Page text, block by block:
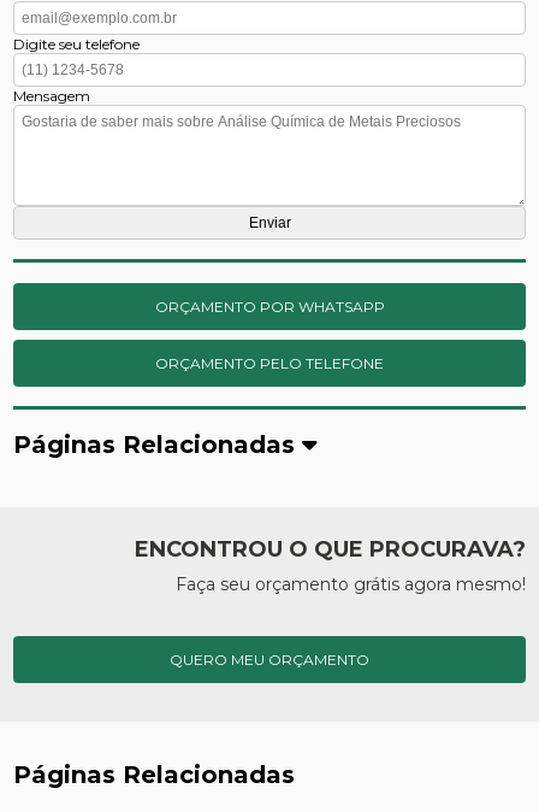
Digite seu telefone
Mensagem
ORÇAMENTO POR WHATSAPP
ORÇAMENTO PELO TELEFONE
Páginas Relacionadas
ENCONTROU O QUE PROCURAVA?
Faça seu orçamento grátis agora mesmo!
QUERO MEU ORÇAMENTO
Páginas Relacionadas